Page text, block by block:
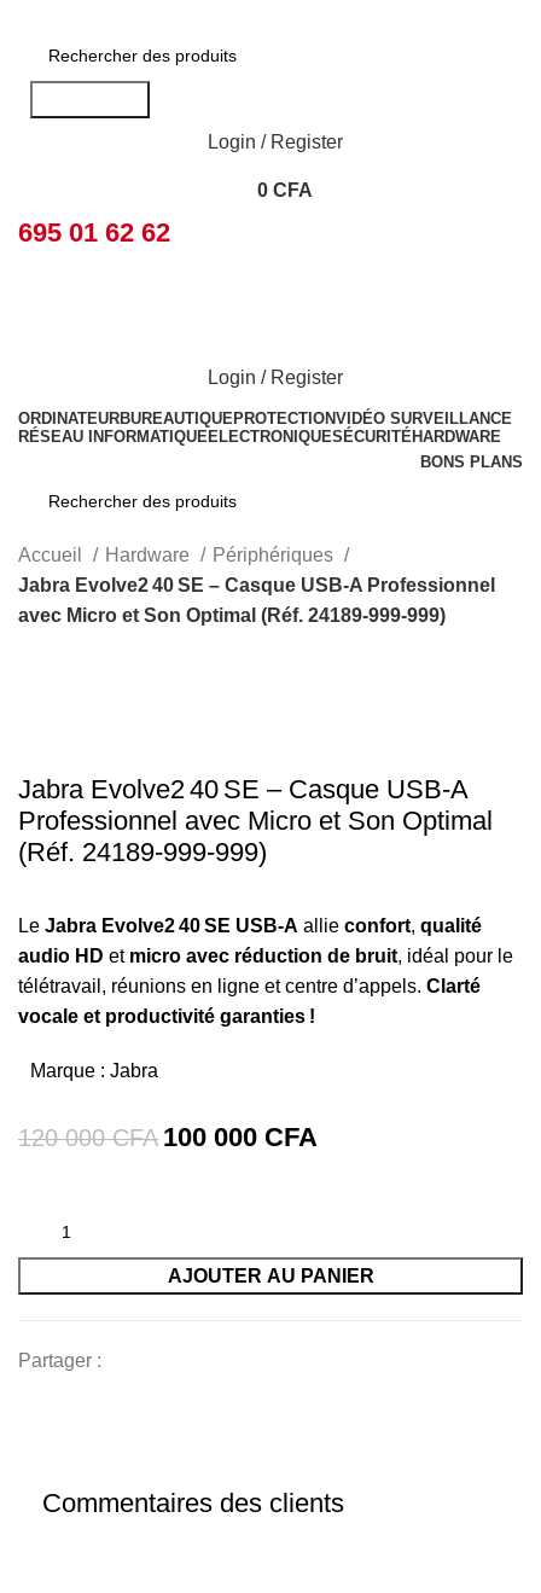
Login / Register
0 CFA
695 01 62 62
Login / Register
ORDINATEURBUREAUTIQUEPROTECTIONVIDÉO SURVEILLANCE
RÉSEAU INFORMATIQUEELECTRONIQUESÉCURITÉHARDWARE
BONS PLANS
Rechercher
Accueil Hardware
Périphériques
Jabra Evolve2 40 SE – Casque USB‑A Professionnel
avec Micro et Son Optimal (Réf. 24189‑999‑999)
Jabra Evolve2 40 SE – Casque USB‑A
Professionnel avec Micro et Son Optimal
(Réf. 24189‑999‑999)
Le Jabra Evolve2 40 SE USB‑A allie confort, qualité
audio HD et micro avec réduction de bruit, idéal pour le
télétravail, réunions en ligne et centre d’appels. Clarté
vocale et productivité garanties !
Marque : Jabra
120 000CFA 100 000 CFA
AJOUTER AU PANIER
Partager :
Commentaires des clients